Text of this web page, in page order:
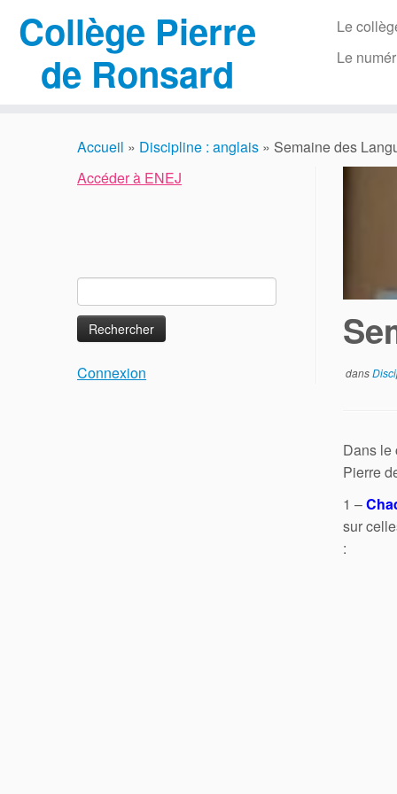
Collège Pierre
de Ronsard
Le
Le
Accueil » Discipline : anglais » Semaine des
Accéder à ENEJ
Connexion dans
Dans le
Pierre
1 –
sur
: